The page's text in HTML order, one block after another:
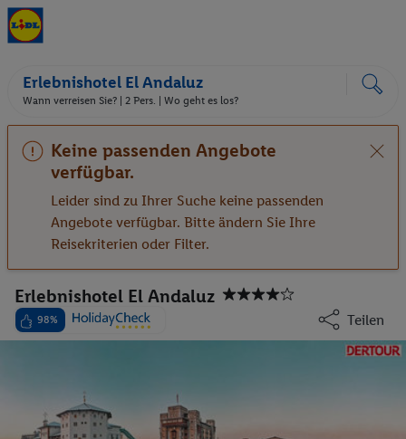
Erlebnishotel El Andaluz
Wann verreisen Sie? | 2 Pers. | Wo geht es los?
Keine passenden Angebote
verfügbar.
Leider sind zu Ihrer Suche keine passenden
Angebote verfügbar. Bitte ändern Sie Ihre
Reisekriterien oder Filter.
Erlebnishotel El Andaluz
98% Teilen